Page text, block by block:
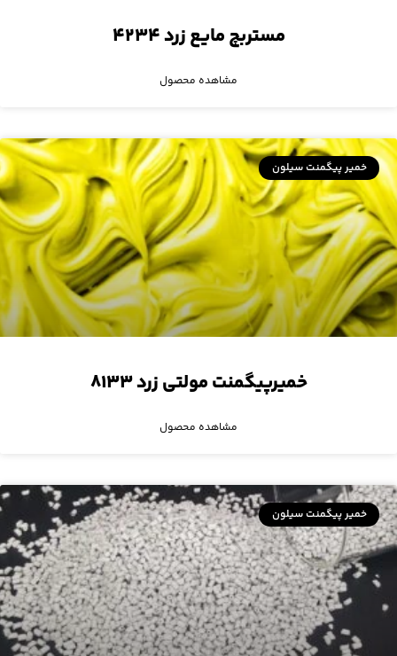
مستربچ مایع زرد ۴۲۳۴
مشاهده محصول
خمیر پیگمنت سیلون
خمیرپیگمنت مولتی زرد ۸۱۳۳
مشاهده محصول
خمیر پیگمنت سیلون